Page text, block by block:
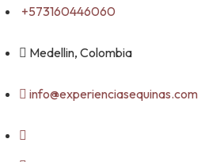
Skip
content
+573160446060
Medellin, Colombia
info@experienciasequinas.com